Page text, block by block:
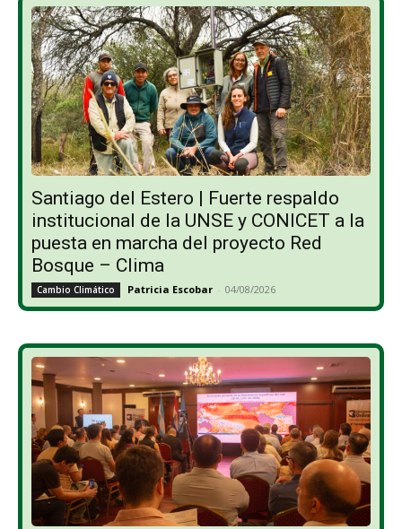
Santiago del Estero | Fuerte respaldo
institucional de la UNSE y CONICET a la
puesta en marcha del proyecto Red
Bosque – Clima
Cambio Climático Patricia Escobar - 04/08/2026